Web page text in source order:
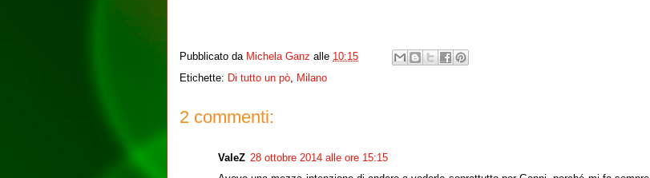
Pubblicato da Michela Ganz alle 10:15
Etichette: Di tutto un pò, Milano
2 commenti:
ValeZ 28 ottobre 2014 alle ore 15:15